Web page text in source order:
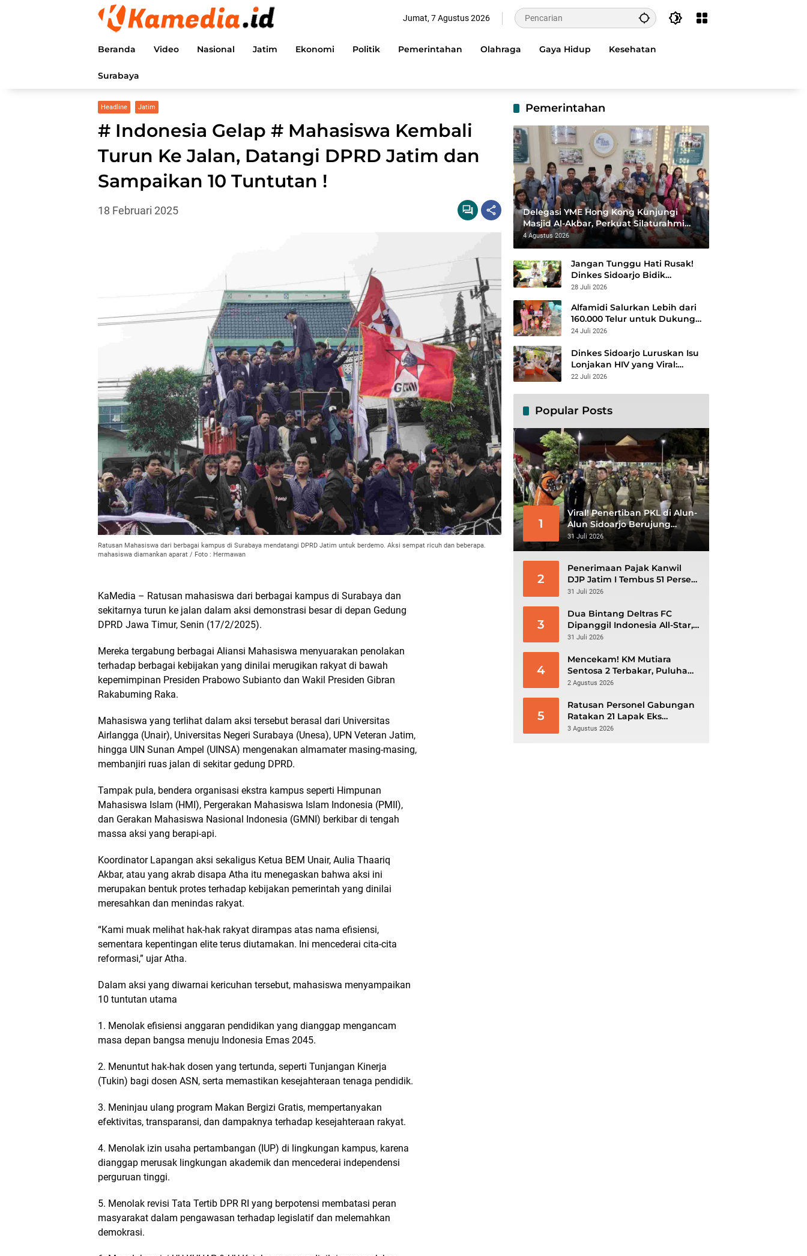
Jumat, 7 Agustus 2026
Beranda Video Nasional Jatim Ekonomi Politik Pemerintahan Olahraga Gaya Hidup Kesehatan
Surabaya
Headline Jatim
# Indonesia Gelap # Mahasiswa Kembali
Turun Ke Jalan, Datangi DPRD Jatim dan
Sampaikan 10 Tuntutan !
18 Februari 2025
Ratusan Mahasiswa dari berbagai kampus di Surabaya mendatangi DPRD Jatim untuk berdemo. Aksi sempat ricuh dan beberapa.
mahasiswa diamankan aparat / Foto : Hermawan
KaMedia – Ratusan mahasiswa dari berbagai kampus di Surabaya dan
sekitarnya turun ke jalan dalam aksi demonstrasi besar di depan Gedung
DPRD Jawa Timur, Senin (17/2/2025).
Mereka tergabung berbagai Aliansi Mahasiswa menyuarakan penolakan
terhadap berbagai kebijakan yang dinilai merugikan rakyat di bawah
kepemimpinan Presiden Prabowo Subianto dan Wakil Presiden Gibran
Rakabuming Raka.
Mahasiswa yang terlihat dalam aksi tersebut berasal dari Universitas
Airlangga (Unair), Universitas Negeri Surabaya (Unesa), UPN Veteran Jatim,
hingga UIN Sunan Ampel (UINSA) mengenakan almamater masing-masing,
membanjiri ruas jalan di sekitar gedung DPRD.
Tampak pula, bendera organisasi ekstra kampus seperti Himpunan
Mahasiswa Islam (HMI), Pergerakan Mahasiswa Islam Indonesia (PMII),
dan Gerakan Mahasiswa Nasional Indonesia (GMNI) berkibar di tengah
massa aksi yang berapi-api.
Koordinator Lapangan aksi sekaligus Ketua BEM Unair, Aulia Thaariq
Akbar, atau yang akrab disapa Atha itu menegaskan bahwa aksi ini
merupakan bentuk protes terhadap kebijakan pemerintah yang dinilai
meresahkan dan menindas rakyat.
“Kami muak melihat hak-hak rakyat dirampas atas nama efisiensi,
sementara kepentingan elite terus diutamakan. Ini mencederai cita-cita
reformasi,” ujar Atha.
Dalam aksi yang diwarnai kericuhan tersebut, mahasiswa menyampaikan
10 tuntutan utama
1. Menolak efisiensi anggaran pendidikan yang dianggap mengancam
masa depan bangsa menuju Indonesia Emas 2045.
2. Menuntut hak-hak dosen yang tertunda, seperti Tunjangan Kinerja
(Tukin) bagi dosen ASN, serta memastikan kesejahteraan tenaga pendidik.
3. Meninjau ulang program Makan Bergizi Gratis, mempertanyakan
efektivitas, transparansi, dan dampaknya terhadap kesejahteraan rakyat.
4. Menolak izin usaha pertambangan (IUP) di lingkungan kampus, karena
dianggap merusak lingkungan akademik dan mencederai independensi
perguruan tinggi.
5. Menolak revisi Tata Tertib DPR RI yang berpotensi membatasi peran
masyarakat dalam pengawasan terhadap legislatif dan melemahkan
demokrasi.
Pemerintahan
Delegasi YME Hong Kong Kunjungi
Masjid Al-Akbar, Perkuat Silaturahmi
dan Syiar Islam Rahmatan Lil ‘Alamin
4 Agustus 2026
Jangan Tunggu Hati Rusak!
Dinkes Sidoarjo Bidik
Kelompok Berisiko, Perang
28 Juli 2026
Alfamidi Salurkan Lebih dari
160.000 Telur untuk Dukung
Gizi 875 Anak di 26
24 Juli 2026
Dinkes Sidoarjo Luruskan Isu
Lonjakan HIV yang Viral:
Jangan Percaya Spekulasi,
22 Juli 2026
Popular Posts
1
Viral! Penertiban PKL di Alun-
Alun Sidoarjo Berujung
Ricuh, Satpol PP Beri
Klarifikasi
31 Juli 2026
2
Penerimaan Pajak Kanwil
DJP Jatim I Tembus 51 Persen,
Optimistis Capai Target
31 Juli 2026
3
Dua Bintang Deltras FC
Dipanggil Indonesia All-Star,
Siap Tantang Aston Villa di
31 Juli 2026
4
Mencekam! KM Mutiara
Sentosa 2 Terbakar, Puluhan
Penumpang Masih Bertahan
2 Agustus 2026
5
Ratusan Personel Gabungan
Ratakan 21 Lapak Eks
Lokalisasi Krengseng
3 Agustus 2026